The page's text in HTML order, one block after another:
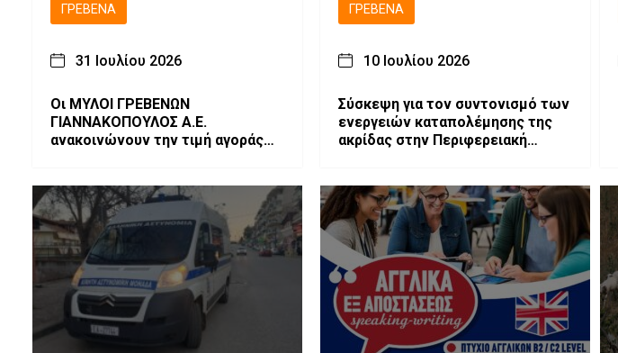
ΓΡΕΒΕΝΆ
31 Ιουλίου 2026
Οι ΜΥΛΟΙ ΓΡΕΒΕΝΩΝ
ΓΙΑΝΝΑΚΟΠΟΥΛΟΣ Α.Ε.
ανακοινώνουν την τιμή αγοράς
ΓΡΕΒΕΝΆ
10 Ιουλίου 2026
Σύσκεψη για τον συντονισμό των
ενεργειών καταπολέμησης της
ακρίδας στην Περιφερειακή